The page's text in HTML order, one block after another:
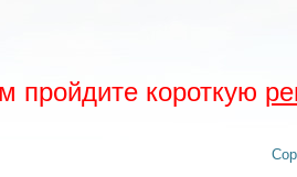
пройдите короткую